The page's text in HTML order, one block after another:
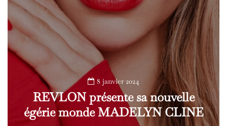
8 janvier 2024
REVLON présente sa nouvelle
égérie monde MADELYN CLINE